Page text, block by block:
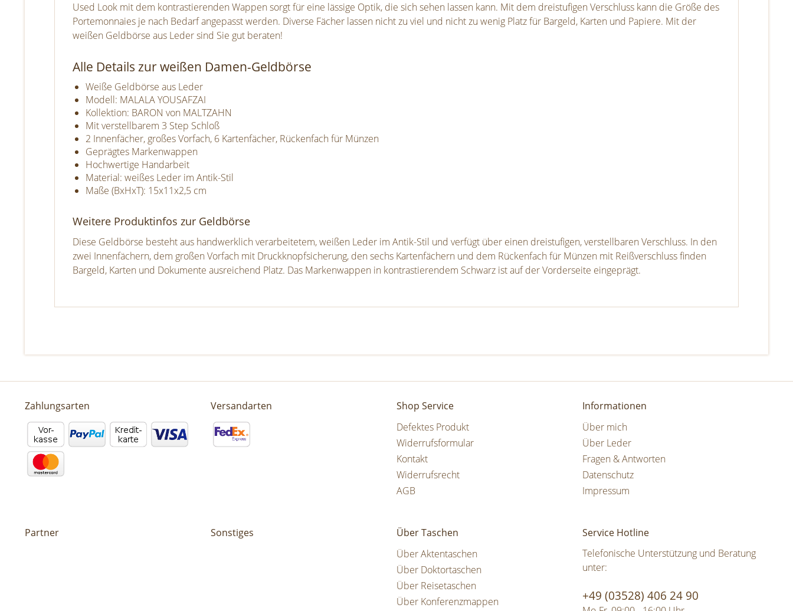
Used Look mit dem kontrastierenden Wappen sorgt für eine lässige Optik, die sich sehen lassen kann. Mit dem dreistufigen Verschluss kann die Größe des
Portemonnaies je nach Bedarf angepasst werden. Diverse Fächer lassen nicht zu viel und nicht zu wenig Platz für Bargeld, Karten und Papiere. Mit der
weißen Geldbörse aus Leder sind Sie gut beraten!
Alle Details zur weißen Damen-Geldbörse
Weiße Geldbörse aus Leder
Modell: MALALA YOUSAFZAI
Kollektion: BARON von MALTZAHN
Mit verstellbarem 3 Step Schloß
2 Innenfächer, großes Vorfach, 6 Kartenfächer, Rückenfach für Münzen
Geprägtes Markenwappen
Hochwertige Handarbeit
Material: weißes Leder im Antik-Stil
Maße (BxHxT): 15x11x2,5 cm
Weitere Produktinfos zur Geldbörse
Diese Geldbörse besteht aus handwerklich verarbeitetem, weißen Leder im Antik-Stil und verfügt über einen dreistufigen, verstellbaren Verschluss. In den
zwei Innenfächern, dem großen Vorfach mit Druckknopfsicherung, den sechs Kartenfächern und dem Rückenfach für Münzen mit Reißverschluss finden
Bargeld, Karten und Dokumente ausreichend Platz. Das Markenwappen in kontrastierendem Schwarz ist auf der Vorderseite eingeprägt.
Zahlungsarten Versandarten
Shop Service
Defektes Produkt
Widerrufsformular
Kontakt
Widerrufsrecht
AGB
Informationen
Über mich
Über Leder
Fragen & Antworten
Datenschutz
Impressum
Partner Sonstiges
Über Taschen
Über Aktentaschen
Über Doktortaschen
Über Reisetaschen
Über Konferenzmappen
Service Hotline
Telefonische Unterstützung und Beratung
unter:
+49 (03528) 406 24 90